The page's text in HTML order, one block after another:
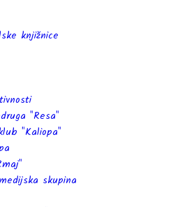
knjižnice
"Resa"
"Kaliopa"
skupina